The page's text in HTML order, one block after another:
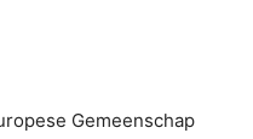
Gemeenschap